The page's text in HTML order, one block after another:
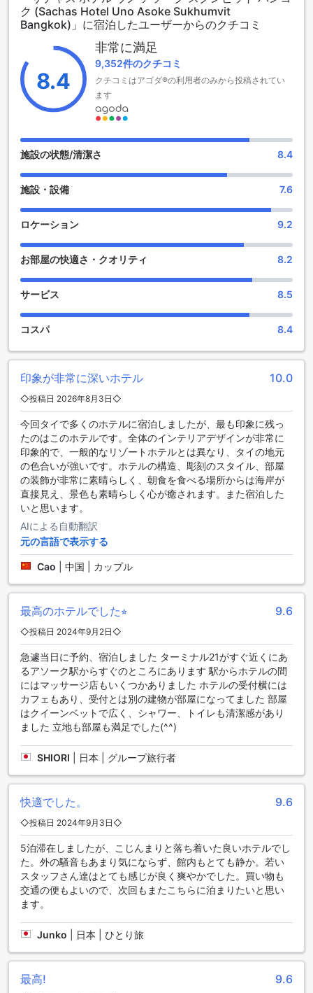
約束します。ただし、このホテルでは子供の無料宿泊は許可
されていません。追加料金が発生する場合がありますので、
Sacha's Hotel Uno SHAは、バンコクでの滞在に最適な選択肢
です。便利な立地と魅力的な客室数を備えており、快適で思
い出に残る滞在を提供します。ぜひこの魅力的な3.5つ星ホテ
ルで素晴らしいバンコクの旅をお楽しみください。
充実したエンターテイメント施設で楽しい時間を過ごそう！
Sacha's Hotel Uno SHAは、バンコクの中心部に位置し、豪華
のバーでは、バラエティ豊かなカクテルやドリンクを楽しむ
ことができます。バーの雰囲気は洗練されており、快適なソ
ファやカウンター席でくつろぎながら、友人や仲間との楽し
いひと時を過ごすことができます。また、バーでは定期的に
中踊り明かすこともできます。さらに、バーからは素晴らし
いバンコクの夜景を望むことができ、ロマンチックな雰囲気
を演出しています。Sacha's Hotel Uno SHAで充実したエンタ
ーテイメントを楽しんで、思い出に残る滞在をお過ごしくだ
便利な設備が充実のサシャズ ホテル ウノ SHA
サシャズ ホテル ウノ SHAは、快適な滞在をサポートする様々
な便利な設備を提供しています。ホテル内には、ランドリー
旅行中の洗濯物のお手入れに便利です。また、貴重品を安全
に保管できるセーフティボックスも完備されています。公共
エリアでは、Wi-Fiが利用でき、快適なインターネット環境を
提供しています。喫煙者のためには、指定された喫煙エリア
も用意されています。全客室で無料のWi-Fiが利用でき、快適
な滞在をサポートしています。チェックインやチェックアウ
トも迅速に行えるエクスプレスチェックイン/チェックアウト
サービスも利用できます。荷物の保管や日々のハウスキーピ
ングも行っており、快適な滞在をお約束します。さらに、暖
炉もあり、くつろぎのひとときを過ごすことができます。
便利な交通施設を提供するサシャズホテルウノSHA
サシャズホテルウノSHAは、バンコクの便利な交通施設を提
利用することができます。バンコクへの到着時や出発時に、
サシャズホテルウノSHAの快適な空港送迎サービスをご利用
いただけます。専用の車両でお客様を迎え、スムーズにホテ
ルへとご案内いたします。また、バンコクの市内観光やショ
ッピングに便利なタクシーサービスもご利用いただけます。
サシャズホテルウノSHAでは、お客様の快適な滞在をサポー
トするために、交通手段に関する充実したサービスを提供し
ています。
Sacha's Hotel Uno SHAは、バンコクの中心部に位置し、快適
な滞在を提供する豪華な客室設備を備えています。全室には
エアコンが完備されており、快適な室温を保つことができま
す。また、バスローブが用意されており、リラックスした時
間を過ごすことができます。さらに、毎日新聞が無料で提供
されており、最新のニュースを手に入れることができます。
髪の乾かしに便利なヘアドライヤーも完備されています。客
室にはテレビも備えられており、お部屋でのエンターテイメ
ントを楽しむことができます。ミニバーもあり、飲み物や軽
食を手軽に楽しむことができます。さらに、衛星/ケーブルテ
レビも備えられており、多くのチャンネルを楽しむことがで
きます。寒い日には、客室には暖炉も備えられており、温か
い雰囲気を演出します。
Sacha's Hotel Uno SHAのダイニング施設
ク (Sachas Hotel Uno Asoke Sukhumvit
Bangkok)」に宿泊したユーザーからのクチコミ
8.4
非常に満足
9,352件のクチコミ
クチコミはアゴダ®の利用者のみから投稿されてい
ます
施設の状態/清潔さ 8.4
施設・設備 7.6
ロケーション 9.2
お部屋の快適さ・クオリティ 8.2
サービス 8.5
コスパ 8.4
印象が非常に深いホテル 10.0
◇投稿日 2026年8月3日◇
今回タイで多くのホテルに宿泊しましたが、最も印象に残っ
たのはこのホテルです。全体のインテリアデザインが非常に
印象的で、一般的なリゾートホテルとは異なり、タイの地元
の色合いが強いです。ホテルの構造、彫刻のスタイル、部屋
の装飾が非常に素晴らしく、朝食を食べる場所からは海岸が
直接見え、景色も素晴らしく心が癒されます。また宿泊した
いと思います。
AIによる自動翻訳
元の言語で表示する
Cao 中国 | カップル
最高のホテルでした⭐︎ 9.6
◇投稿日 2024年9月2日◇
急遽当日に予約、宿泊しました ターミナル21がすぐ近くにあ
るアソーク駅からすぐのところにあります 駅からホテルの間
にはマッサージ店もいくつかありました ホテルの受付横には
カフェもあり、受付とは別の建物が部屋になってました 部屋
はクイーンベットで広く、シャワー、トイレも清潔感があり
ました 立地も部屋も満足でした(^^)
SHIORI 日本 | グループ旅行者
快適でした。 9.6
◇投稿日 2024年9月3日◇
5泊滞在しましたが、こじんまりと落ち着いた良いホテルでし
た。外の騒音もあまり気にならず、館内もとても静か。若い
スタッフさん達はとても感じが良く爽やかでした。買い物も
交通の便もよいので、次回もまたこちらに泊まりたいと思い
ます。
Junko 日本 | ひとり旅
最高! 9.6